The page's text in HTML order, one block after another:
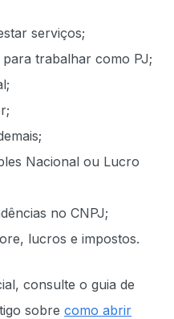
serviços;
trabalhar como PJ;
Nacional ou Lucro
no CNPJ;
lucros e impostos.
consulte o guia de
sobre como abrir